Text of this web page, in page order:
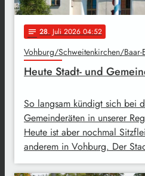
notes 28. Juli 2026 04:52
Vohburg/Schweitenkirchen/Baar-
Heute Stadt- und
So langsam kündigt sich bei
Gemeinderäten in unserer
Heute ist aber nochmal
anderem in Vohburg. Der